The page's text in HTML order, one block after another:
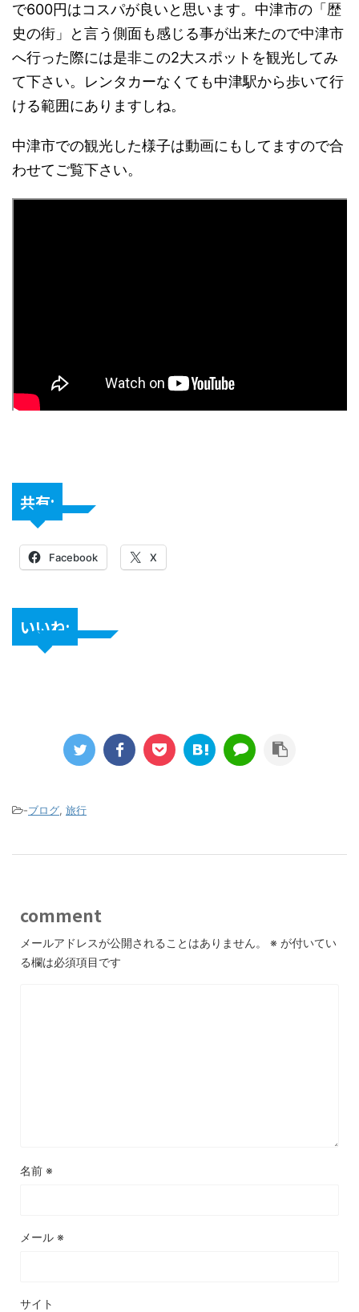
で600円はコスパが良いと思います。中津市の「歴
史の街」と言う側面も感じる事が出来たので中津市
へ行った際には是非この2大スポットを観光してみ
て下さい。レンタカーなくても中津駅から歩いて行
ける範囲にありますしね。
中津市での観光した様子は動画にもしてますので合
わせてご覧下さい。
共有:
Facebook X
いいね:
-ブログ, 旅行
comment
メールアドレスが公開されることはありません。 ※ が付いてい
る欄は必須項目です
名前 ※
メール ※
サイト